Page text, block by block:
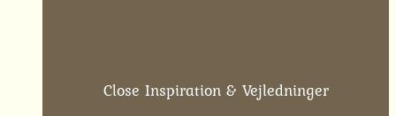
Close Inspiration & Vejledninger